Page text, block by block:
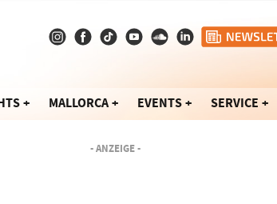
MALLORCA EVENTS SERVICE
- ANZEIGE -